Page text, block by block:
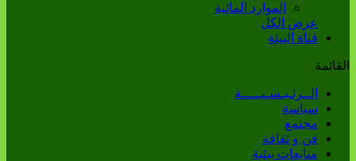
الموارد المائية
عرض الكل
قناة البيئة
القائمة
الــرئـيـسـيـــــة
سياسة
مجتمع
فن و ثقافة
متابعات بيئية